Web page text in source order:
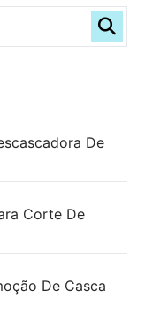
De
Corte De
De Casca